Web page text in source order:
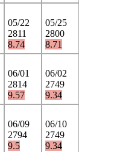
05/22
2811
8.74
05/25
2800
8.71
06/01
2814
9.57
06/02
2749
9.34
06/09
2794
9.5
06/10
2749
9.34